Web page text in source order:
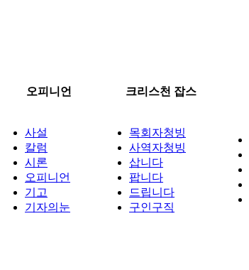
오피니언 크리스천 잡스
사설
칼럼
시론
오피니언
기고
기자의눈
목회자청빙
사역자청빙
삽니다
팝니다
드립니다
구인구직